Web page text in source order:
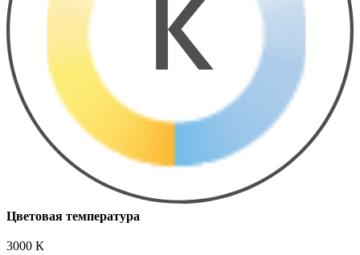
Цветовая температура
3000 К